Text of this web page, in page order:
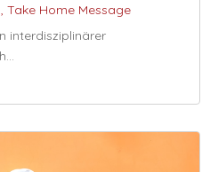
,Take Home Message
interdisziplinärer